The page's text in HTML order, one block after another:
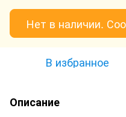
Нет в наличии.
В избранное
Описание